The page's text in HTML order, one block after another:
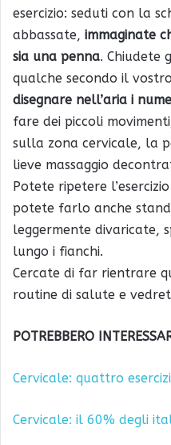
esercizio: seduti con la
abbassate, immaginate
sia una penna. Chiudete
qualche secondo il
disegnare nell’aria i
fare dei piccoli
sulla zona cervicale, la
lieve massaggio
Potete ripetere
potete farlo anche
leggermente divaricate,
lungo i fianchi.
Cercate di far rientrare
routine di salute e
POTREBBERO
Cervicale: quattro
Cervicale: il 60% degli